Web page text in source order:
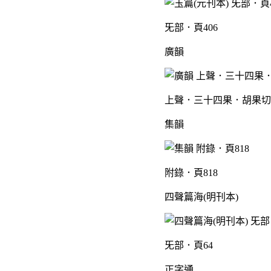
旡部．頁406
廣韻
上聲．三十四果．胡果
集韻
附錄．頁818
四聲篇海(明刊本)
旡部．頁64